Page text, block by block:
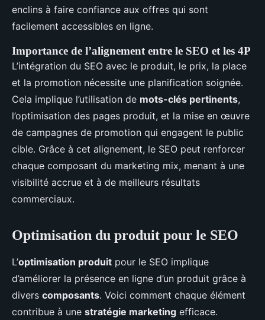
enclins à faire confiance aux offres qui sont
facilement accessibles en ligne.
Importance de l’alignement entre le SEO et les 4P
L’intégration du SEO avec le produit, le prix, la place
et la promotion nécessite une planification soignée.
Cela implique l’utilisation de mots-clés pertinents,
l’optimisation des pages produit, et la mise en œuvre
de campagnes de promotion qui engagent le public
cible. Grâce à cet alignement, le SEO peut renforcer
chaque composant du marketing mix, menant à une
visibilité accrue et à de meilleurs résultats
commerciaux.
Optimisation du produit pour le SEO
L’optimisation produit pour le SEO implique
d’améliorer la présence en ligne d’un produit grâce à
divers composants. Voici comment chaque élément
contribue à une stratégie marketing efficace.